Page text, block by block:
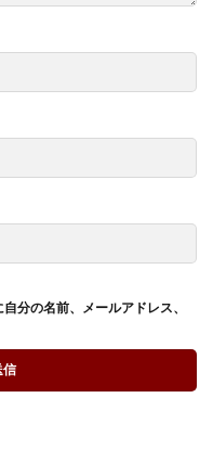
分の名前、メールアドレス、